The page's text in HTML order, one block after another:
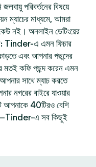
পরিবর্তনের বিষয়ে
ম্যাচের মাধ্যমে, আমরা
নই। অনলাইন ডেটিংয়ের
Tinder-এ এমন ফিচার
এবং আপনার পছন্দের
মতই কফি পছন্দ করেন এমন
আপনার সাথে ম্যাচ করতে
নগরের বাইরে যাওয়ার
আপনাকে 40টিরও বেশি
এ সব কিছুই